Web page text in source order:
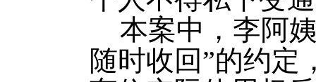
本案中，李阿
随时收回”的约定